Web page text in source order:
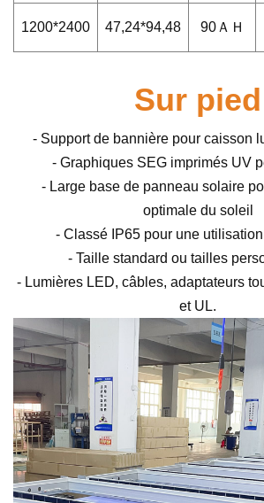
1200*2400 47,24*94,48 90ＡＨ
Sur pied
- Support de bannière pour caisson
- Graphiques SEG imprimés UV
- Large base de panneau solaire
optimale du soleil
- Classé IP65 pour une
- Taille standard ou tailles
- Lumières LED, câbles, adaptateurs
et UL.